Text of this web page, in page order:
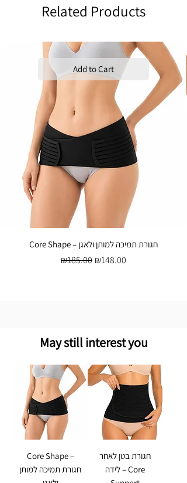
Related Products
Add to Cart
Core Shape – חגורת תמיכה למותן ולאגן
Regular Price
₪185.00 Sale Price
₪148.00
May still interest you
Core Shape –
חגורת תמיכה למותן
חגורת בטן לאחר
לידה – Core